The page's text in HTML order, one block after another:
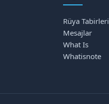
Rüya Tabirleri
Mesajlar
What Is
Whatisnote